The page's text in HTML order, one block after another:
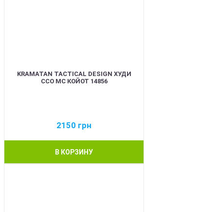
KRAMATAN TACTICAL DESIGN ХУДИ
ССО МС КОЙОТ 14856
2150 грн
В КОРЗИНУ